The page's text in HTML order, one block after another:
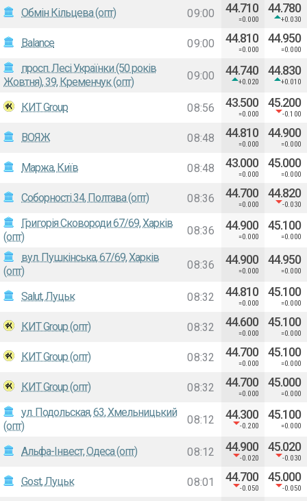
Обмін Кільцева (опт) 09:00 44.710
=0.000
44.780
+0.030
Balance 09:00 44.810
=0.000
44.950
=0.000
просп. Лесі Українки (50 років
Жовтня), 39, Кременчук (опт)
09:00 44.740
+0.020
44.830
+0.010
КИТ Group 08:56 43.500
=0.000
45.200
-0.100
ВОЯЖ 08:48 44.810
=0.000
44.900
=0.000
Маржа, Київ 08:48 43.000
=0.000
45.000
=0.000
Соборності 34, Полтава (опт) 08:36 44.700
=0.000
44.820
-0.030
Григорія Сковороди 67/69, Харків
(опт)
08:36 44.900
=0.000
45.100
=0.000
вул. Пушкінська, 67/69, Харків
(опт)
08:36 44.900
=0.000
44.950
=0.000
Salut, Луцьк 08:32 44.810
=0.000
45.100
=0.000
КИТ Group (опт) 08:32 44.600
=0.000
45.100
=0.000
КИТ Group (опт) 08:32 44.700
=0.000
45.100
=0.000
КИТ Group (опт) 08:32 44.700
=0.000
45.000
=0.000
ул. Подольская, 63, Хмельницький
(опт)
08:12 44.300
-0.200
45.100
=0.000
Альфа-Iнвест, Одеса (опт) 08:12 44.900
-0.020
45.020
-0.030
Gost, Луцьк 08:01 44.700
-0.050
45.000
-0.050